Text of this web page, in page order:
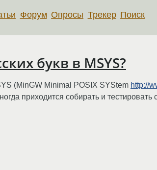
Форум Опросы Трекер Поиск
букв в MSYS?
(MinGW Minimal POSIX SYStem http://
приходится собирать и